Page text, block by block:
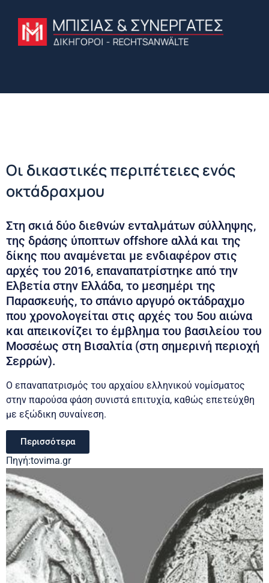
Οι δικαστικές περιπέτειες ενός
οκτάδραχμου
Στη σκιά δύο διεθνών ενταλμάτων σύλληψης,
της δράσης ύποπτων offshore αλλά και της
δίκης που αναμένεται με ενδιαφέρον στις
αρχές του 2016, επαναπατρίστηκε από την
Ελβετία στην Ελλάδα, το μεσημέρι της
Παρασκευής, το σπάνιο αργυρό οκτάδραχμο
που χρονολογείται στις αρχές του 5ου αιώνα
και απεικονίζει το έμβλημα του βασιλείου του
Μοσσέως στη Βισαλτία (στη σημερινή περιοχή
Σερρών).
Ο επαναπατρισμός του αρχαίου ελληνικού νομίσματος
στην παρούσα φάση συνιστά επιτυχία, καθώς επετεύχθη
με εξώδικη συναίνεση.
Περισσότερα
Πηγή:tovima.gr